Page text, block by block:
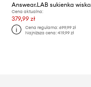
Answear.LAB sukienka
Cena aktualna:
379,99 zł
Cena regularna:699,99 zł
Najniższa cena:419,99 zł